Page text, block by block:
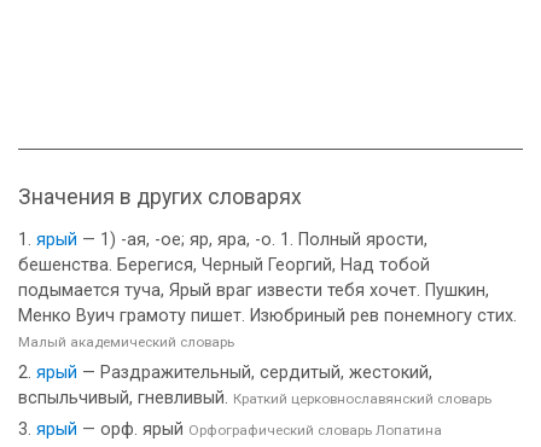
Значения в других словарях
ярый — 1) -ая, -ое; яр, яра, -о. 1. Полный ярости,
бешенства. Берегися, Черный Георгий, Над тобой
подымается туча, Ярый враг извести тебя хочет. Пушкин,
Менко Вуич грамоту пишет. Изюбриный рев понемногу стих.
Малый академический словарь
ярый — Раздражительный, сердитый, жестокий,
вспыльчивый, гневливый. Краткий церковнославянский словарь
ярый — орф. ярый Орфографический словарь Лопатина